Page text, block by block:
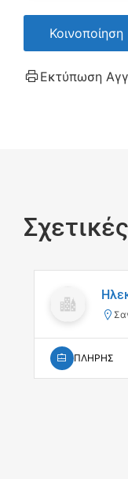
Κοινοποίηση
Εκτύπωση
ΠΛΗΡΗΣ